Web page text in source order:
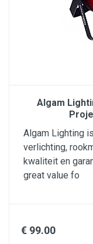
Algam
Algam Lighting
verlichting,
kwaliteit en
great value fo
€ 99.00